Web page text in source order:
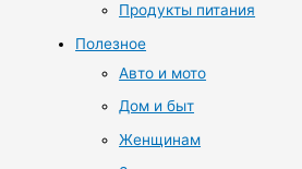
Продукты питания
Полезное
Авто и мото
Дом и быт
Женщинам